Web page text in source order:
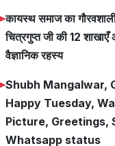
कायस्थ समाज का
चित्रगुप्त जी की 12
वैज्ञानिक रहस्य
Shubh Mangalwar,
Happy Tuesday,
Picture, Greetings,
Whatsapp status